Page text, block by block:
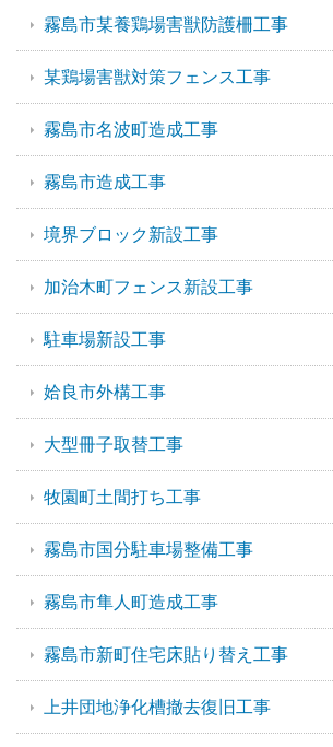
霧島市某養鶏場害獣防護柵工事
某鶏場害獣対策フェンス工事
霧島市名波町造成工事
霧島市造成工事
境界ブロック新設工事
加治木町フェンス新設工事
駐車場新設工事
姶良市外構工事
大型冊子取替工事
牧園町土間打ち工事
霧島市国分駐車場整備工事
霧島市隼人町造成工事
霧島市新町住宅床貼り替え工事
上井団地浄化槽撤去復旧工事